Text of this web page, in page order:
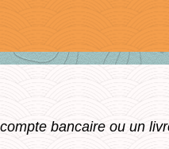
bancaire ou un